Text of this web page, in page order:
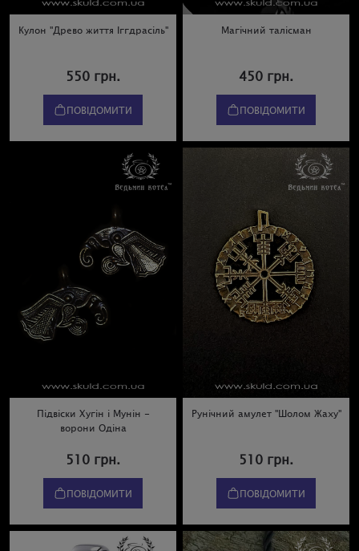
Кулон "Древо життя Іггдрасіль"
550 грн.
ПОВІДОМИТИ
Магічний талісман
450 грн.
ПОВІДОМИТИ
Підвіски Хугін і Мунін -
ворони Одіна
510 грн.
ПОВІДОМИТИ
Рунічний амулет "Шолом Жаху"
510 грн.
ПОВІДОМИТИ